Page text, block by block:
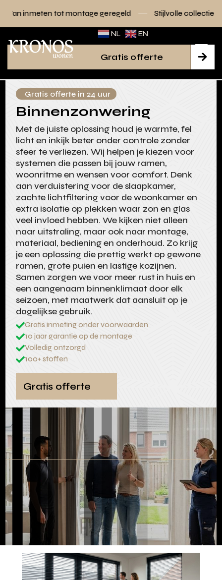
geregeld Stijlvolle collecties voor elk interieur
NL EN

Gratis offerte
Gratis offerte in 24 uur
Binnenzonwering
Met de juiste oplossing houd je warmte, fel
licht en inkijk beter onder controle zonder
sfeer te verliezen. Wij helpen je kiezen voor
systemen die passen bij jouw ramen,
woonritme en wensen voor comfort. Denk
aan verduistering voor de slaapkamer,
zachte lichtfiltering voor de woonkamer en
extra isolatie op plekken waar zon en glas
veel invloed hebben. We kijken niet alleen
naar uitstraling, maar ook naar montage,
materiaal, bediening en onderhoud. Zo krijg
je een oplossing die prettig werkt op gewone
ramen, grote puien en lastige kozijnen.
Samen zorgen we voor meer rust in huis en
een aangenaam binnenklimaat door elk
seizoen, met maatwerk dat aansluit op je
dagelijkse gebruik.
Gratis inmeting onder voorwaarden
10 jaar garantie op de montage
Volledig ontzorgd
100+ stoffen
Gratis offerte